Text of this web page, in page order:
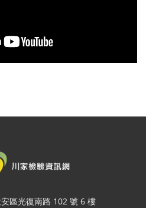
區光復南路 102 號 6 樓